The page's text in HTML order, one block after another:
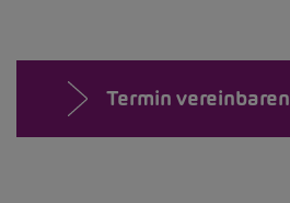
Termin vereinbaren